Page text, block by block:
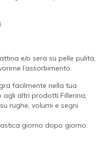
e/o sera su pelle pulita,
l’assorbimento.
facilmente nella tua
altri prodotti Fillerina,
rughe, volumi e segni
giorno dopo giorno.